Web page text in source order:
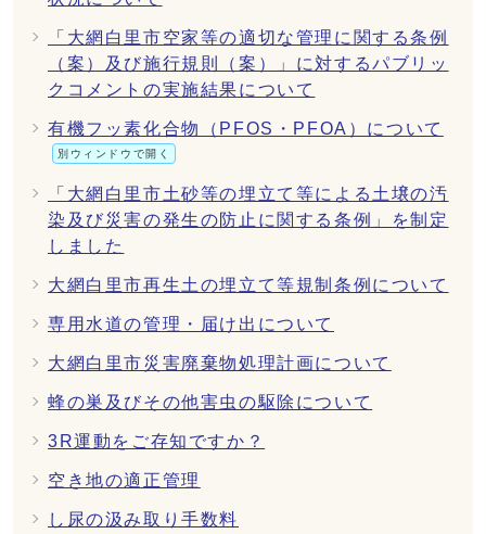
「大網白里市空家等の適切な管理に関する条例
（案）及び施行規則（案）」に対するパブリッ
クコメントの実施結果について
有機フッ素化合物（PFOS・PFOA）について
別ウィンドウで開く
「大網白里市土砂等の埋立て等による土壌の汚
染及び災害の発生の防止に関する条例」を制定
しました
大網白里市再生土の埋立て等規制条例について
専用水道の管理・届け出について
大網白里市災害廃棄物処理計画について
蜂の巣及びその他害虫の駆除について
3R運動をご存知ですか？
空き地の適正管理
し尿の汲み取り手数料